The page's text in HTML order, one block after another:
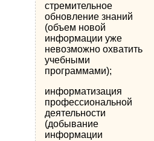
стремительное
обновление знаний
(объем новой
информации уже
невозможно охватить
учебными
программами);
информатизация
профессиональной
деятельности
(добывание
информации